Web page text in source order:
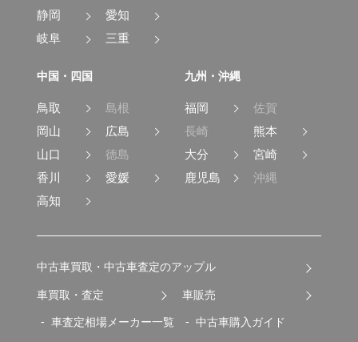
静岡
愛知
岐阜
三重
中国・四国
鳥取
島根
岡山
広島
山口
徳島
香川
愛媛
高知
九州・沖縄
福岡
佐賀
長崎
熊本
大分
宮崎
鹿児島
沖縄
中古車買取・中古車査定のアップル
車買取・査定
車査定相場メーカー一覧
車販売
中古車購入ガイド